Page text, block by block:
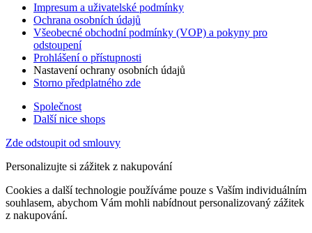
Impresum a uživatelské podmínky
Ochrana osobních údajů
Všeobecné obchodní podmínky (VOP) a pokyny pro
odstoupení
Prohlášení o přístupnosti
Nastavení ochrany osobních údajů
Storno předplatného zde
Společnost
Další nice shops
Zde odstoupit od smlouvy
Personalizujte si zážitek z nakupování
Cookies a další technologie používáme pouze s Vaším individuálním
souhlasem, abychom Vám mohli nabídnout personalizovaný zážitek
z nakupování.